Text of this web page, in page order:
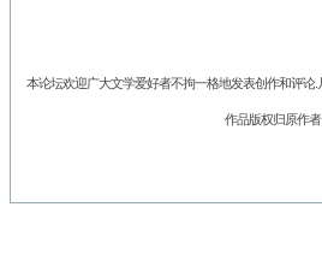
本论坛欢迎广大文学爱好者不拘一格地发表创作和评
作品版权归原作